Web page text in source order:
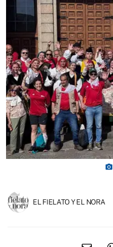
photo_camera
EL FIELATO Y EL NORA